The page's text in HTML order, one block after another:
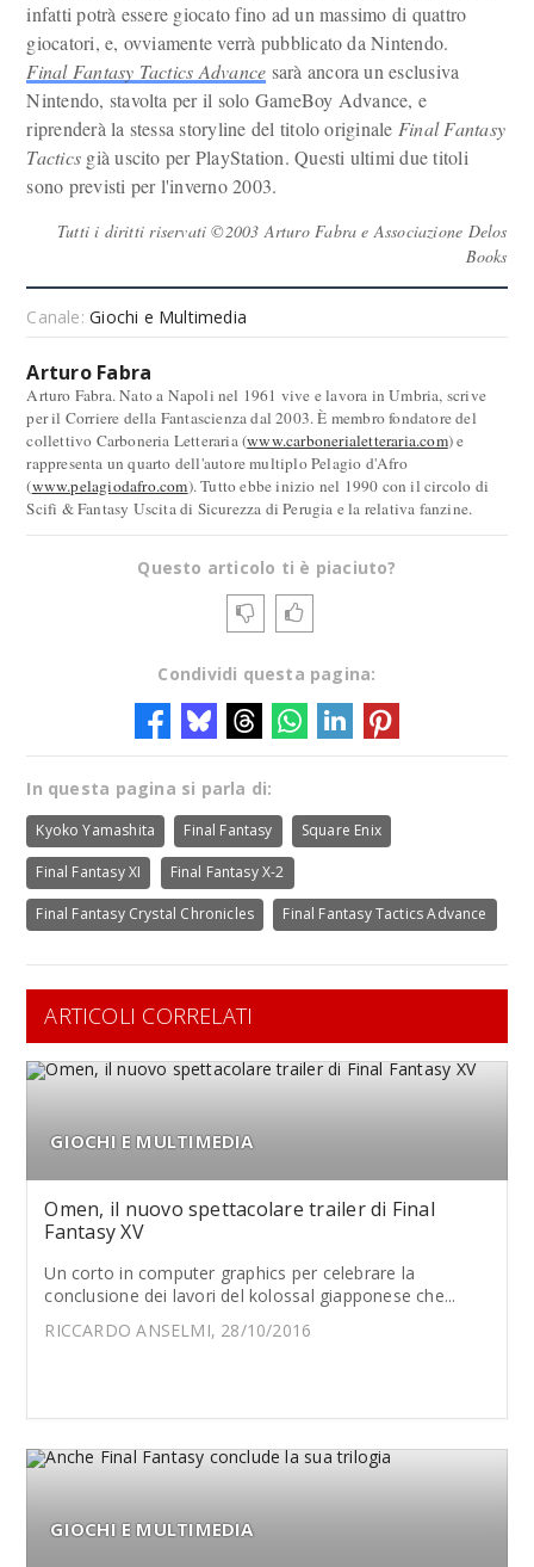
infatti potrà essere giocato fino ad un massimo di quattro
giocatori, e, ovviamente verrà pubblicato da Nintendo.
Final Fantasy Tactics Advance sarà ancora un esclusiva
Nintendo, stavolta per il solo GameBoy Advance, e
riprenderà la stessa storyline del titolo originale Final Fantasy
Tactics già uscito per PlayStation. Questi ultimi due titoli
sono previsti per l'inverno 2003.
Tutti i diritti riservati ©2003 Arturo Fabra e Associazione Delos
Books
Canale:Giochi e Multimedia
Arturo Fabra
Arturo Fabra. Nato a Napoli nel 1961 vive e lavora in Umbria, scrive
per il Corriere della Fantascienza dal 2003. È membro fondatore del
collettivo Carboneria Letteraria (www.carbonerialetteraria.com) e
rappresenta un quarto dell'autore multiplo Pelagio d'Afro
(www.pelagiodafro.com). Tutto ebbe inizio nel 1990 con il circolo di
Scifi & Fantasy Uscita di Sicurezza di Perugia e la relativa fanzine.
Questo articolo ti è piaciuto?
Condividi questa pagina:
In questa pagina si parla di:
Kyoko Yamashita Final Fantasy Square Enix
Final Fantasy XI Final Fantasy X-2
Final Fantasy Crystal Chronicles Final Fantasy Tactics Advance
ARTICOLI CORRELATI
GIOCHI E MULTIMEDIA
Omen, il nuovo spettacolare trailer di Final
Fantasy XV
Un corto in computer graphics per celebrare la
conclusione dei lavori del kolossal giapponese che...
RICCARDO ANSELMI, 28/10/2016
GIOCHI E MULTIMEDIA